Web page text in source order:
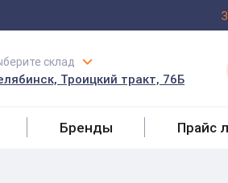
склад
Троицкий тракт, 76Б
Бренды Прайс